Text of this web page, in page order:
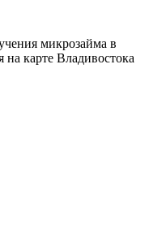
микрозайма в
карте Владивостока